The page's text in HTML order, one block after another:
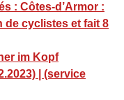
: Côtes-d’Armor :
de cyclistes et fait 8
im Kopf
| (service